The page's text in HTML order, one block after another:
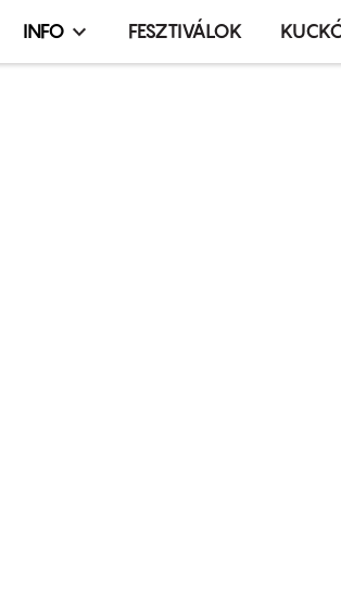
Infó,
INFO FESZTIVÁLOK